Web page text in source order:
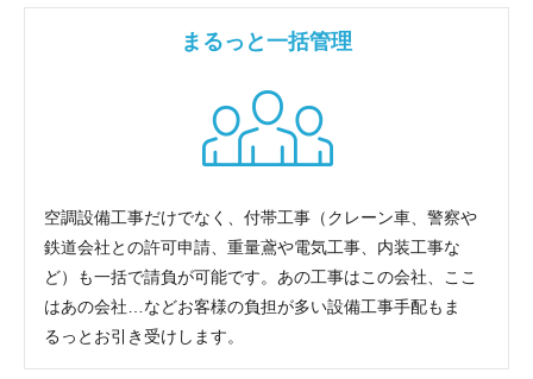
まるっと一括管理
空調設備工事だけでなく、付帯工事（クレーン車、警察や
鉄道会社との許可申請、重量鳶や電気工事、内装工事な
ど）も一括で請負が可能です。あの工事はこの会社、ここ
はあの会社…などお客様の負担が多い設備工事手配もま
るっとお引き受けします。